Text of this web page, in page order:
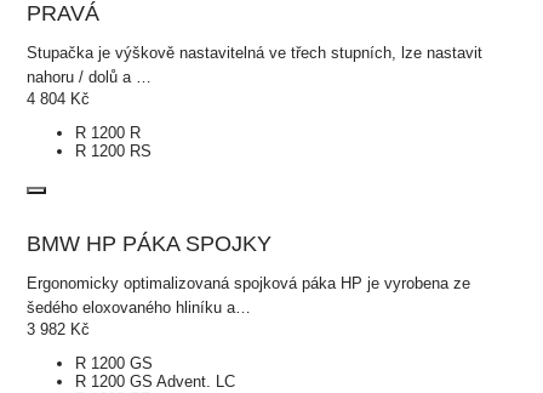
PRAVÁ
Stupačka je výškově nastavitelná ve třech stupních, lze nastavit
nahoru / dolů a …
4 804 Kč
R 1200 R
R 1200 RS
BMW HP PÁKA SPOJKY
Ergonomicky optimalizovaná spojková páka HP je vyrobena ze
šedého eloxovaného hliníku a…
3 982 Kč
R 1200 GS
R 1200 GS Advent. LC